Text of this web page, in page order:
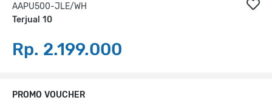
AAPU500-JLE/WH
Terjual 10
Rp. 2.199.000
PROMO VOUCHER